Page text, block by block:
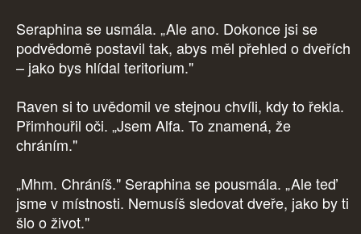
Seraphina se usmála. „Ale ano. Dokonce jsi se
podvědomě postavil tak, abys měl přehled o dveřích
– jako bys hlídal teritorium."
Raven si to uvědomil ve stejnou chvíli, kdy to řekla.
Přimhouřil oči. „Jsem Alfa. To znamená, že
chráním."
„Mhm. Chráníš." Seraphina se pousmála. „Ale teď
jsme v místnosti. Nemusíš sledovat dveře, jako by ti
šlo o život."